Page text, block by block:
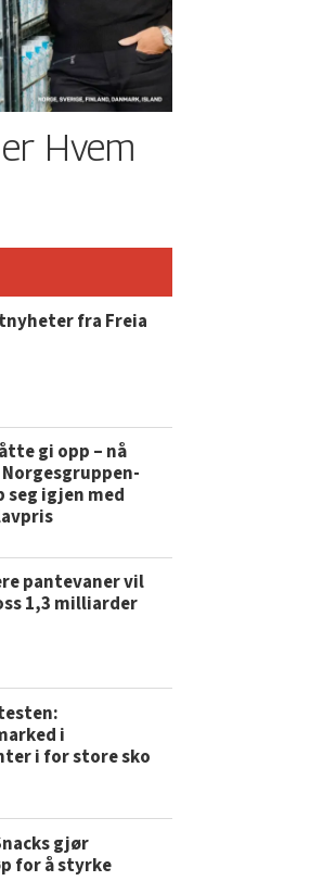
Hvem
fra Freia
gi opp – nå
seg igjen med
pantevaner vil
1,3 milliarder
i
i for store sko
gjør
for å styrke